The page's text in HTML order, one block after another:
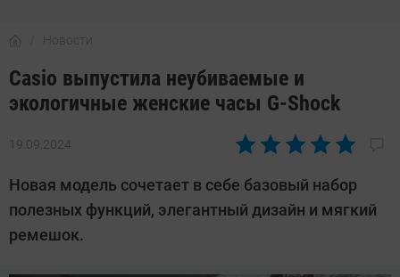
Новости
Casio выпустила неубиваемые и
экологичные женские часы G-Shock
19.09.2024
Автор:
Довлатова
Новая модель сочетает в себе базовый набор
полезных функций, элегантный дизайн и мягкий
ремешок.